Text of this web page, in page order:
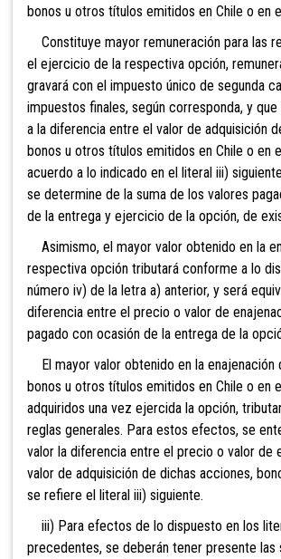
bonos u otros títulos emitidos en Chile o en
Constituye mayor remuneración para las
el ejercicio de la respectiva opción,
gravará con el impuesto único de segunda
impuestos finales, según corresponda, y
a la diferencia entre el valor de adquisición
bonos u otros títulos emitidos en Chile o en
acuerdo a lo indicado en el literal iii)
se determine de la suma de los valores
de la entrega y ejercicio de la opción, de
Asimismo, el mayor valor obtenido en la
respectiva opción tributará conforme a lo
número iv) de la letra a) anterior, y será
diferencia entre el precio o valor de
pagado con ocasión de la entrega de la
El mayor valor obtenido en la enajenación
bonos u otros títulos emitidos en Chile o en
adquiridos una vez ejercida la opción,
reglas generales. Para estos efectos, se
valor la diferencia entre el precio o valor de
valor de adquisición de dichas acciones,
se refiere el literal iii) siguiente.
iii) Para efectos de lo dispuesto en los
precedentes, se deberán tener presente las